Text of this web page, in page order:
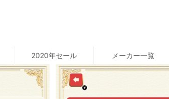
2020年セール メーカー一覧